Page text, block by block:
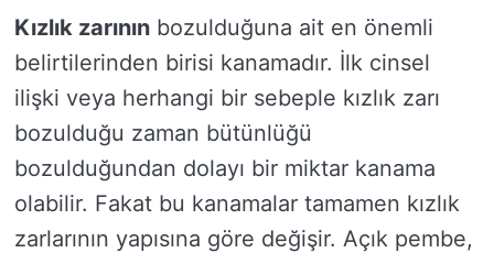
Kızlık zarının bozulduğuna ait en önemli
belirtilerinden birisi kanamadır. İlk cinsel
ilişki veya herhangi bir sebeple kızlık zarı
bozulduğu zaman bütünlüğü
bozulduğundan dolayı bir miktar kanama
olabilir. Fakat bu kanamalar tamamen kızlık
zarlarının yapısına göre değişir. Açık pembe,